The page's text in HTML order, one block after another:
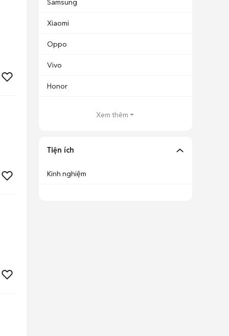
Samsung
Xiaomi
Oppo
Vivo
Honor
Xem thêm
Tiện ích
Kinh nghiệm